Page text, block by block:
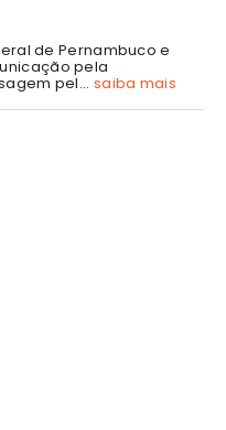
de Pernambuco e
pela
pel... saiba mais